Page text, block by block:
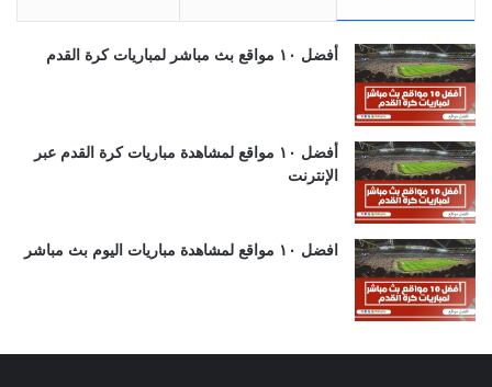
أفضل ١٠ مواقع بث مباشر لمباريات كرة القدم
أفضل ١٠ مواقع لمشاهدة مباريات كرة القدم عبر
الإنترنت
افضل ١٠ مواقع لمشاهدة مباريات اليوم بث مباشر